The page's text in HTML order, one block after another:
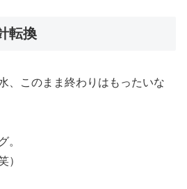
転換
、このまま終わりはもったいな
。
）